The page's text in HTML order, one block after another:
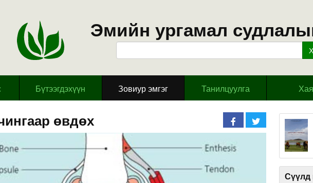
Эмийн ургамал
Бүтээгдэхүүн Зовиур эмгэг Танилцуулга
өвдөх
Сүүлд